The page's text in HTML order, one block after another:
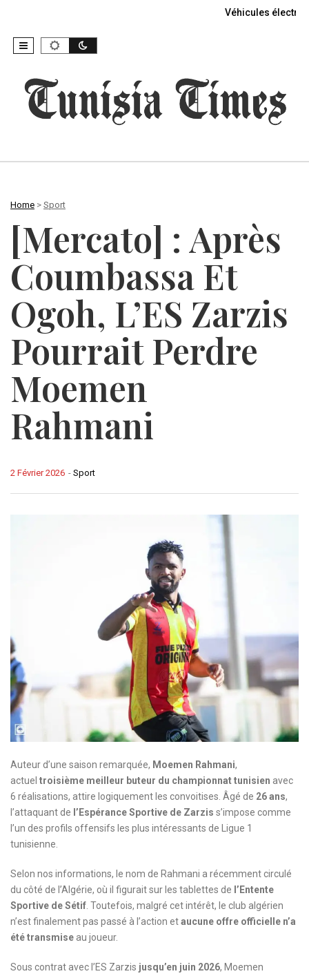
Véhicules
Home > Sport
[Mercato] : Après
Coumbassa Et
Ogoh, L’ES Zarzis
Pourrait Perdre
Moemen
Rahmani
- Sport
2 Février 2026
Auteur d’une saison remarquée, Moemen Rahmani,
actuel troisième meilleur buteur du championnat tunisien avec
6 réalisations, attire logiquement les convoitises. Âgé de 26 ans,
l’attaquant de l’Espérance Sportive de Zarzis s’impose comme
l’un des profils offensifs les plus intéressants de Ligue 1
tunisienne.
Selon nos informations, le nom de Rahmani a récemment circulé
du côté de l’Algérie, où il figurait sur les tablettes de l’Entente
Sportive de Sétif. Toutefois, malgré cet intérêt, le club algérien
n’est finalement pas passé à l’action etaucune offre officielle n’a
été transmise au joueur.
Sous contrat avec l’ES Zarzis jusqu’en juin 2026, Moemen